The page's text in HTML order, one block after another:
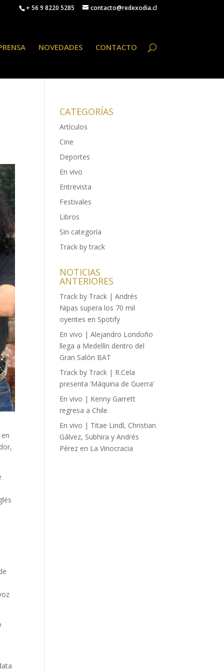
+ 56 9 8220 5285 contacto@redexodia.cl
NOVEDADES CONTACTO
CATEGORÍAS
Artículos
Cine
Deportes
En vivo
Entrevista
Festivales
Libros
Sin categoría
Track by track
NOTICIAS
ANTERIORES
Track by Track | Andrés
Nipas supera los 70 mil
oyentes en Spotify
En vivo | Alejandro Londoño
llega a Medellín dentro del
Gran Salón BAT
Track by Track | R.Cela
presenta ‘Máquina de Guerra’
En vivo | Kenny Garrett
regresa a Chile
En vivo | Titae Lindl, Christian
Gálvez, Subhira y Andrés
Pérez en La Vinocracia